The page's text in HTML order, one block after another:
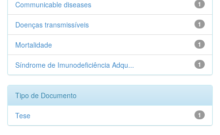
1
Communicable diseases
1
Doenças transmissíveis
1
Mortalidade
1
Síndrome de Imunodeficiência Adqu...
Tipo de Documento
1
Tese